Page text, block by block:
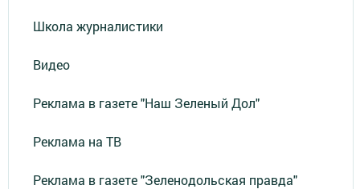
Школа журналистики
Видео
Реклама в газете "Наш Зеленый Дол"
Реклама на ТВ
Реклама в газете "Зеленодольская правда"